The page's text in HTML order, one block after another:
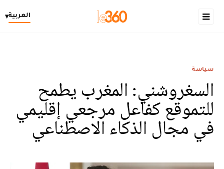
العربية▾
سياسة
السغروشني: المغرب يطمح
للتموقع كفاعل مرجعي إقليمي
في مجال الذكاء الاصطناعي